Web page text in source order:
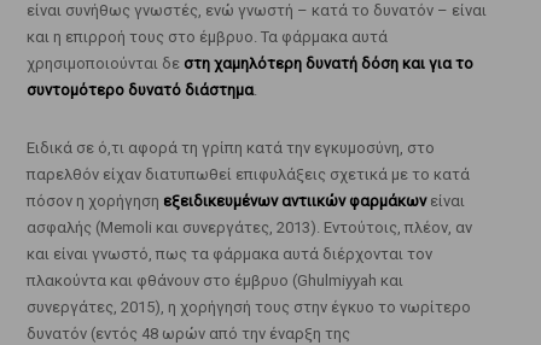
είναι συνήθως γνωστές, ενώ γνωστή – κατά το δυνατόν – είναι
και η επιρροή τους στο έμβρυο. Τα φάρμακα αυτά
χρησιμοποιούνται δε στη χαμηλότερη δυνατή δόση και για το
συντομότερο δυνατό διάστημα.
Ειδικά σε ό,τι αφορά τη γρίπη κατά την εγκυμοσύνη, στο
παρελθόν είχαν διατυπωθεί επιφυλάξεις σχετικά με το κατά
πόσον η χορήγηση εξειδικευμένων αντιικών φαρμάκωνείναι
ασφαλής (Memoli και συνεργάτες, 2013). Εντούτοις, πλέον, αν
και είναι γνωστό, πως τα φάρμακα αυτά διέρχονται τον
πλακούντα και φθάνουν στο έμβρυο (Ghulmiyyah και
συνεργάτες, 2015), η χορήγησή τους στην έγκυο το νωρίτερο
δυνατόν (εντός 48 ωρών από την έναρξη της